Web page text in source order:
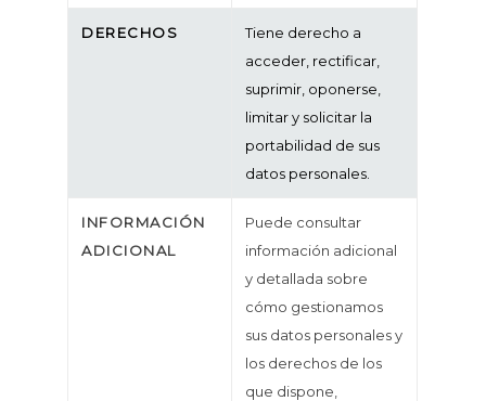
DERECHOS
Tiene derecho a
acceder, rectificar,
suprimir, oponerse,
limitar y solicitar la
portabilidad de sus
datos personales.
INFORMACIÓN
ADICIONAL
Puede consultar
información adicional
y detallada sobre
cómo gestionamos
sus datos personales y
los derechos de los
que dispone,